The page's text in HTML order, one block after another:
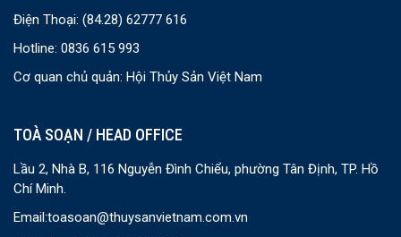
Điện Thoại: (84.28) 62777 616
Hotline: 0836 615 993
Cơ quan chủ quản: Hội Thủy Sản Việt Nam
TOÀ SOẠN / HEAD OFFICE
Lầu 2, Nhà B, 116 Nguyễn Đình Chiểu, phường Tân Định, TP. Hồ
Chí Minh.
Email:toasoan@thuysanvietnam.com.vn